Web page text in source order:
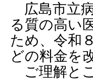
広島市立
る質の高い
ため、令和
どの料金を
ご理解と